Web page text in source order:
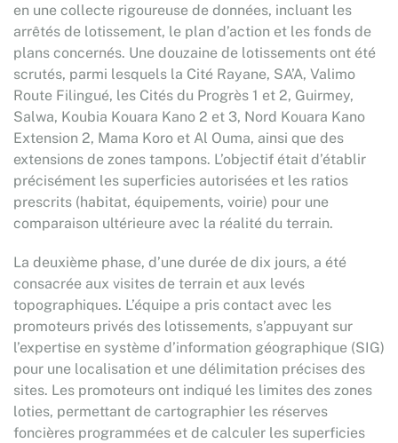
en une collecte rigoureuse de données, incluant les
arrêtés de lotissement, le plan d’action et les fonds de
plans concernés. Une douzaine de lotissements ont été
scrutés, parmi lesquels la Cité Rayane, SA’A, Valimo
Route Filingué, les Cités du Progrès 1 et 2, Guirmey,
Salwa, Koubia Kouara Kano 2 et 3, Nord Kouara Kano
Extension 2, Mama Koro et Al Ouma, ainsi que des
extensions de zones tampons. L’objectif était d’établir
précisément les superficies autorisées et les ratios
prescrits (habitat, équipements, voirie) pour une
comparaison ultérieure avec la réalité du terrain.
La deuxième phase, d’une durée de dix jours, a été
consacrée aux visites de terrain et aux levés
topographiques. L’équipe a pris contact avec les
promoteurs privés des lotissements, s’appuyant sur
l’expertise en système d’information géographique (SIG)
pour une localisation et une délimitation précises des
sites. Les promoteurs ont indiqué les limites des zones
loties, permettant de cartographier les réserves
foncières programmées et de calculer les superficies